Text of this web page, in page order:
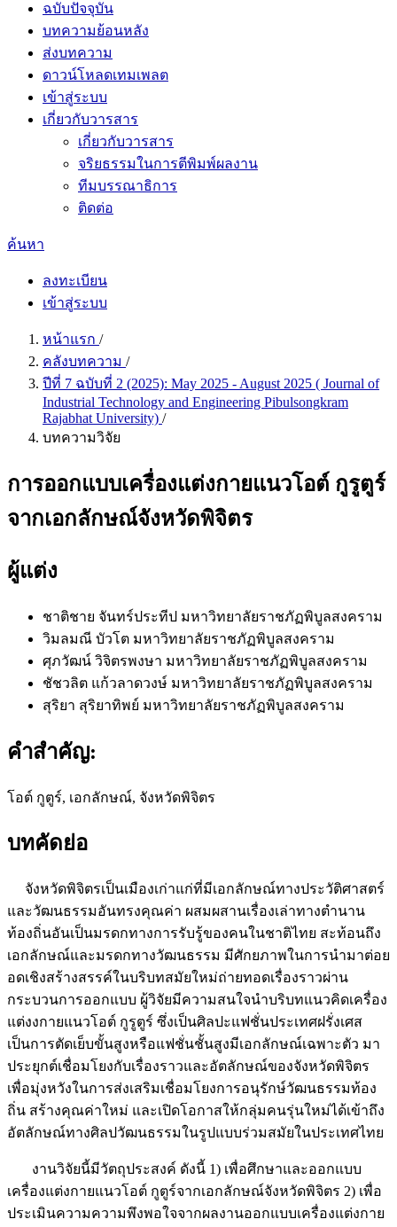
ฉบับปัจจุบัน
บทความย้อนหลัง
ส่งบทความ
ดาวน์โหลดเทมเพลต
เข้าสู่ระบบ
เกี่ยวกับวารสาร
เกี่ยวกับวารสาร
จริยธรรมในการตีพิมพ์ผลงาน
ทีมบรรณาธิการ
ติดต่อ
ค้นหา
ลงทะเบียน
เข้าสู่ระบบ
หน้าแรก /
คลังบทความ /
ปีที่ 7 ฉบับที่ 2 (2025): May 2025 - August 2025 ( Journal of
Industrial Technology and Engineering Pibulsongkram
Rajabhat University) /
บทความวิจัย
การออกแบบเครื่องแต่งกายแนวโอต์ กูรูตูร์
จากเอกลักษณ์จังหวัดพิจิตร
ผู้แต่ง
ชาติชาย จันทร์ประทีป มหาวิทยาลัยราชภัฏพิบูลสงคราม
วิมลมณี บัวโต มหาวิทยาลัยราชภัฏพิบูลสงคราม
ศุภวัฒน์ วิจิตรพงษา มหาวิทยาลัยราชภัฏพิบูลสงคราม
ชัชวลิต แก้วลาดวงษ์ มหาวิทยาลัยราชภัฏพิบูลสงคราม
สุริยา สุริยาทิพย์ มหาวิทยาลัยราชภัฏพิบูลสงคราม
คำสำคัญ:
โอต์ กูตูร์, เอกลักษณ์, จังหวัดพิจิตร
บทคัดย่อ
จังหวัดพิจิตรเป็นเมืองเก่าแก่ที่มีเอกลักษณ์ทางประวัติศาสตร์
และวัฒนธรรมอันทรงคุณค่า ผสมผสานเรื่องเล่าทางตำนาน
ท้องถิ่นอันเป็นมรดกทางการรับรู้ของคนในชาติไทย สะท้อนถึง
เอกลักษณ์และมรดกทางวัฒนธรรม มีศักยภาพในการนำมาต่อย
อดเชิงสร้างสรรค์ในบริบทสมัยใหม่ถ่ายทอดเรื่องราวผ่าน
กระบวนการออกแบบ ผู้วิจัยมีความสนใจนำบริบทแนวคิดเครื่อง
แต่งงกายแนวโอต์ กูรูตูร์ ซึ่งเป็นศิลปะแฟชั่นประเทศฝรั่งเศส
เป็นการตัดเย็บขั้นสูงหรือแฟชั่นชั้นสูงมีเอกลักษณ์เฉพาะตัว มา
ประยุกต์เชื่อมโยงกับเรื่องราวและอัตลักษณ์ของจังหวัดพิจิตร
เพื่อมุ่งหวังในการส่งเสริมเชื่อมโยงการอนุรักษ์วัฒนธรรมท้อง
ถิ่น สร้างคุณค่าใหม่ และเปิดโอกาสให้กลุ่มคนรุ่นใหม่ได้เข้าถึง
อัตลักษณ์ทางศิลปวัฒนธรรมในรูปแบบร่วมสมัยในประเทศไทย
งานวิจัยนี้มีวัตถุประสงค์ ดังนี้ 1) เพื่อศึกษาและออกแบบ
เครื่องแต่งกายแนวโอต์ กูตูร์จากเอกลักษณ์จังหวัดพิจิตร 2) เพื่อ
ประเมินความความพึงพอใจจากผลงานออกแบบเครื่องแต่งกาย